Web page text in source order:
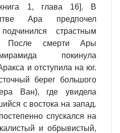
1, глава 16]. В
Ара предпочел
страстным
После смерти Ары
покинула
и отступила на юг.
берег большого
Ван), где увидела
с востока на запад.
спускался на
и обрывистый,